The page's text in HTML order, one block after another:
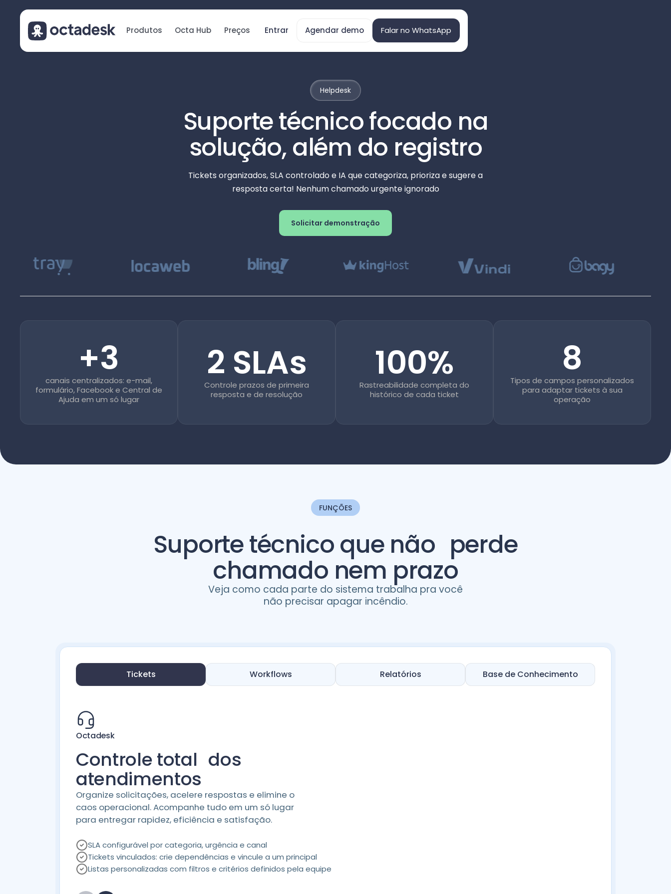
Entrar Agendar demo Falar no WhatsApp
Produtos Octa Hub Preços
Helpdesk
Suporte técnico focado na
solução, além do registro
Tickets organizados, SLA controlado e IA que categoriza, prioriza e sugere a
resposta certa! Nenhum chamado urgente ignorado
Solicitar demonstração
+3
canais centralizados: e-mail,
formulário, Facebook e Central de
Ajuda em um só lugar
2 SLAs
Controle prazos de primeira
resposta e de resolução
100%
Rastreabilidade completa do
histórico de cada ticket
8
Tipos de campos personalizados
para adaptar tickets à sua
operação
FUNÇÕES
Suporte técnico que não perde
chamado nem prazo
Veja como cada parte do sistema trabalha pra você
não precisar apagar incêndio.
Tickets Workflows Relatórios Base de Conhecimento
Octadesk
Controle total dos
atendimentos
Organize solicitações, acelere respostas e elimine o
caos operacional. Acompanhe tudo em um só lugar
para entregar rapidez, eficiência e satisfação.
SLA configurável por categoria, urgência e canal
Tickets vinculados: crie dependências e vincule a um principal
Listas personalizadas com filtros e critérios definidos pela equipe